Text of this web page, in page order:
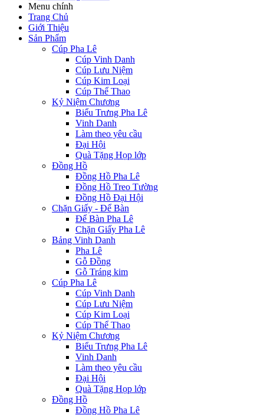
Menu chính
Trang Chủ
Giới Thiệu
Sản Phẩm
Cúp Pha Lê
Cúp Vinh Danh
Cúp Lưu Niệm
Cúp Kim Loại
Cúp Thể Thao
Kỷ Niệm Chương
Biểu Trưng Pha Lê
Vinh Danh
Làm theo yêu cầu
Đại Hội
Quà Tặng Họp lớp
Đồng Hồ
Đồng Hồ Pha Lê
Đồng Hồ Treo Tường
Đồng Hồ Đại Hội
Chặn Giấy - Để Bàn
Để Bàn Pha Lê
Chặn Giấy Pha Lê
Bảng Vinh Danh
Pha Lê
Gỗ Đồng
Gỗ Tráng kim
Cúp Pha Lê
Cúp Vinh Danh
Cúp Lưu Niệm
Cúp Kim Loại
Cúp Thể Thao
Kỷ Niệm Chương
Biểu Trưng Pha Lê
Vinh Danh
Làm theo yêu cầu
Đại Hội
Quà Tặng Họp lớp
Đồng Hồ
Đồng Hồ Pha Lê